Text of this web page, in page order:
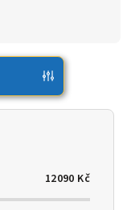
12090 Kč